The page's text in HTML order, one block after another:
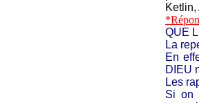
QUE
La
En
DIEU
Les
Si on